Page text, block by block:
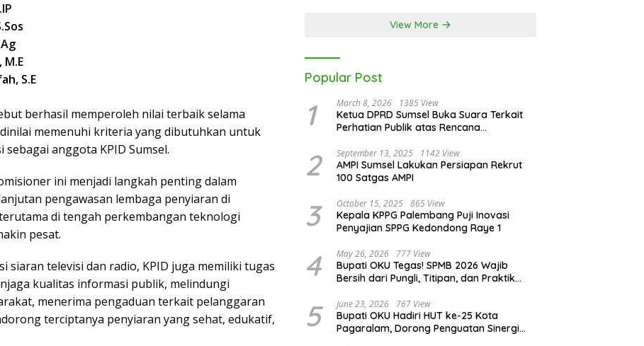
M.E
S.E
berhasil memperoleh nilai terbaik selama
memenuhi kriteria yang dibutuhkan untuk
anggota KPID Sumsel.
ini menjadi langkah penting dalam
pengawasan lembaga penyiaran di
di tengah perkembangan teknologi
pesat.
siaran televisi dan radio, KPID juga memiliki tugas
kualitas informasi publik, melindungi
menerima pengaduan terkait pelanggaran
terciptanya penyiaran yang sehat, edukatif,
View More
Popular Post
1 March 8, 2026 1385 View
Ketua DPRD Sumsel Buka Suara Terkait
Perhatian Publik atas Rencana
2 September 13, 2025 1142 View
AMPI Sumsel Lakukan Persiapan Rekrut
100 Satgas AMPI
3 October 15, 2025 865 View
Kepala KPPG Palembang Puji Inovasi
Penyajian SPPG Kedondong Raye 1
4 May 26, 2026 777 View
Bupati OKU Tegas! SPMB 2026 Wajib
Bersih dari Pungli, Titipan, dan Praktik
5 June 23, 2026 767 View
Bupati OKU Hadiri HUT ke-25 Kota
Pagaralam, Dorong Penguatan Sinergi